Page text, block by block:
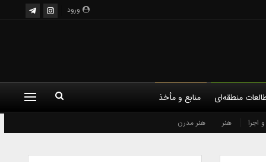
ورود
اجرا هنر هنر مدرن
منطقه‌ای منابع و مأخذ